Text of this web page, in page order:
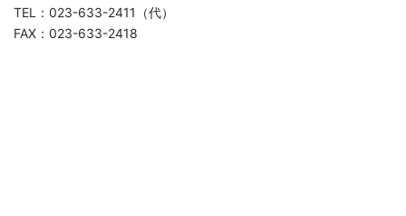
TEL：023-633-2411（代）
FAX：023-633-2418